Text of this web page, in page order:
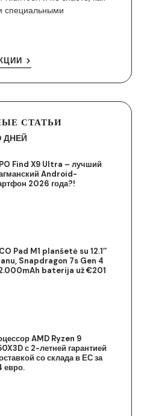
специальными
СТАТЬИ
ДНЕЙ
Find X9 Ultra – лучший
Android-
2026 года?!
Pad M1 planšetė su 12.1″
Snapdragon 7s Gen 4
baterija už €201
AMD Ryzen 9
с 2-летней гарантией
со склада в ЕС за
евро.